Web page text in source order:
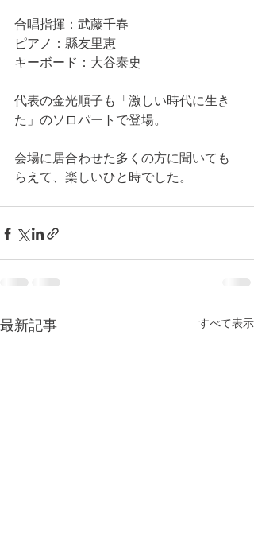
合唱指揮：武藤千春
ピアノ：縣友里恵
キーボード：大谷泰史
代表の金光順子も「激しい時代に生き
た」のソロパートで登場。
会場に居合わせた多くの方に聞いても
らえて、楽しいひと時でした。
最新記事 すべて表示